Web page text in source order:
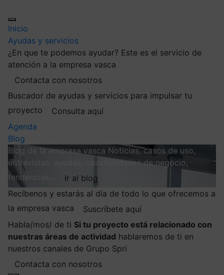
Inicio
Ayudas y servicios
¿En que te podemos ayudar? Este es el servicio de
atención a la empresa vasca
Contacta con nosotros
Buscador de ayudas y servicios para impulsar tu
proyecto
Consulta aquí
Agenda
Blog
Blog de la empresa vasca Noticias, casos de uso,
entrevistas, ayudas, oportunidades de negocio,
tendencias…
Ir al blog
Recíbenos y estarás al día de todo lo que ofrecemos a
la empresa vasca
Suscríbete aquí
Habla(mos) de ti Si tu proyecto está relacionado con
nuestras áreas de actividad hablaremos de ti en
nuestros canales de Grupo Spri
Contacta con nosotros